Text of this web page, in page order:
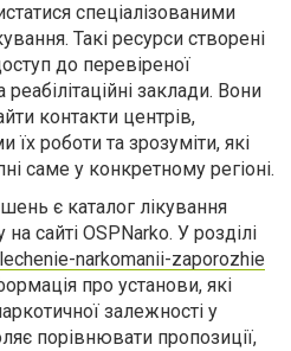
спеціалізованими
Такі ресурси створені
до перевіреної
заклади. Вони
контакти центрів,
роботи та зрозуміти, які
саме у конкретному регіоні.
є каталог лікування
сайті OSPNarko. У розділі
narkomanii-zaporozhie
про установи, які
залежності у
порівнювати пропозиції,